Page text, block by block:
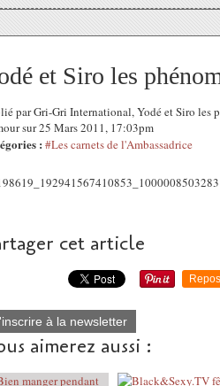
et Siro les
par Gri-Gri International, Yodé et Siro les
sur 25 Mars 2011, 17:03pm
: #Les carnets de l'Ambassadrice
cet article
à la newsletter
aimerez aussi :